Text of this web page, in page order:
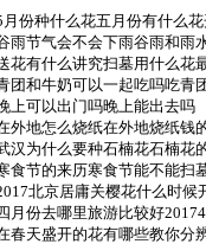
月份种什么花五月份有什么
雨节气会不会下雨谷雨和雨
花有什么讲究扫墓用什么花
团和牛奶可以一起吃吗吃青
上可以出门吗晚上能出去吗
外地怎么烧纸在外地烧纸钱
汉为什么要种石楠花石楠花
食节的来历寒食节能不能扫
北京居庸关樱花什么时候
月份去哪里旅游比较好
春天盛开的花有哪些教你分